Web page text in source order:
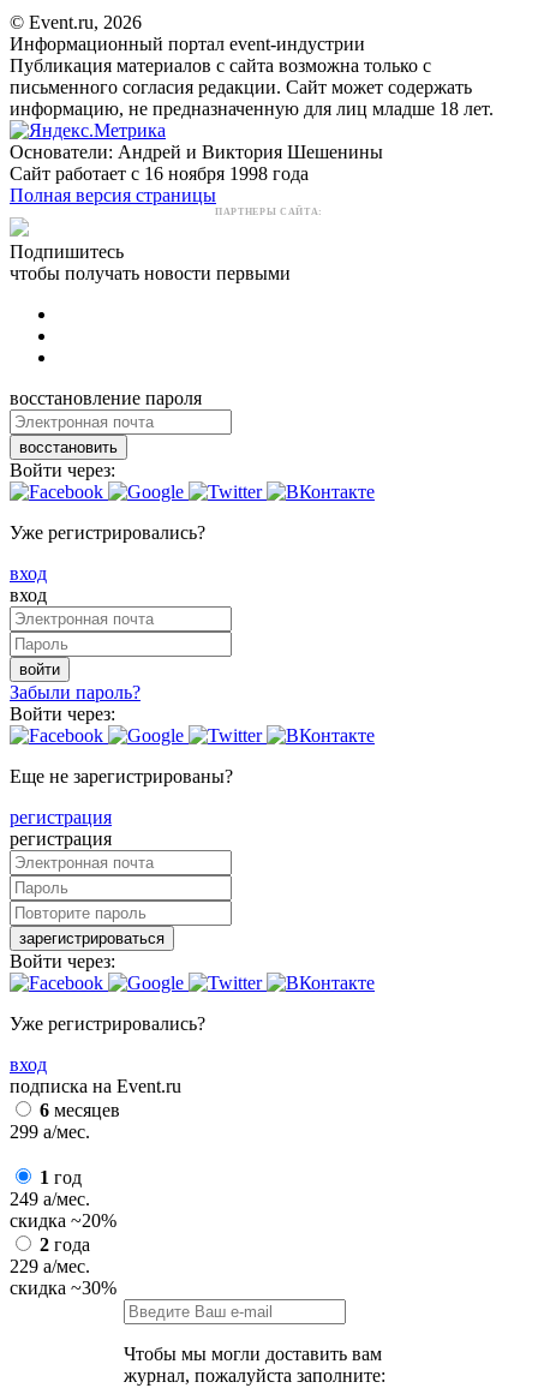
© Event.ru, 2026
Информационный портал event-индустрии
Публикация материалов с сайта возможна только с
письменного согласия редакции. Сайт может содержать
информацию, не предназначенную для лиц младше 18 лет.
Основатели: Андрей и Виктория Шешенины
Сайт работает с 16 ноября 1998 года
Полная версия страницы
ПАРТНЕРЫ САЙТА:
Подпишитесь
чтобы получать новости первыми
восстановление пароля
восстановить
Войти через:
Уже регистрировались?
вход
вход
войти
Забыли пароль?
Войти через:
Еще не зарегистрированы?
регистрация
регистрация
зарегистрироваться
Войти через:
Уже регистрировались?
вход
подписка на Event.ru
6 месяцев
299 a/мес.
1 год
249 a/мес.
скидка ~20%
2 года
229 a/мес.
скидка ~30%
Чтобы мы могли доставить вам
журнал, пожалуйста заполните: